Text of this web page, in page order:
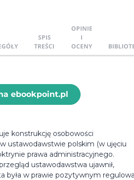
SPIS
TREŚCI
OPINIE
I
OCENY
ebookpoint.pl
konstrukcję osobowości
ustawodawstwie polskim (w ujęciu
prawa administracyjnego.
ustawodawstwa ujawnił,
była w prawie pozytywnym